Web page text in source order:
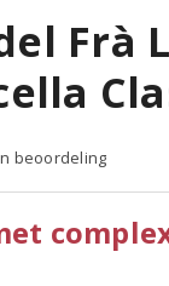
Frà
beoordeling